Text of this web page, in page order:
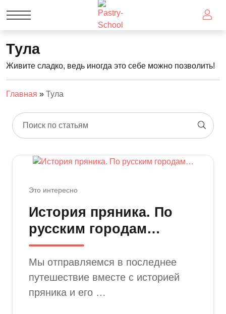
Тула
Живите сладко, ведь иногда это себе можно позволить!
Главная » Тула
Поиск по статьям
Это интересно
История пряника. По
русским городам…
Мы отправляемся в последнее
путешествие вместе с историей
пряника и его …